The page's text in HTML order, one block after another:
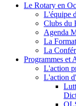
Le Rotary en
L'équipe
Clubs du
Agenda
La
La
Programmes et
L'action
L'action